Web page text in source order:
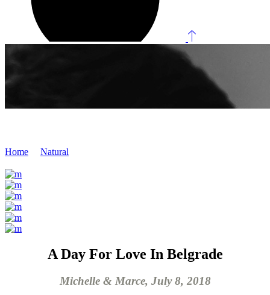
Home Natural
A Day For Love In Belgrade
Michelle & Marce, July 8, 2018